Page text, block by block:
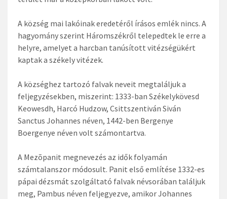
A község mai lakóinak eredetéről írásos emlék nincs. A
hagyomány szerint Háromszékről telepedtek le erre a
helyre, amelyet a harcban tanúsított vitézségükért
kaptak a székely vitézek.
A községhez tartozó falvak neveit megtaláljuk a
feljegyzésekben, miszerint: 1333-ban Székelykövesd
Keowesdh, Harcó Hudzow, Csittszentiván Siván
Sanctus Johannes néven, 1442-ben Bergenye
Boergenye néven volt számontartva.
A Mezõpanit megnevezés az idők folyamán
számtalanszor módosult. Panit első említése 1332-es
pápai dézsmát szolgáltató falvak névsorában találjuk
meg, Pambus néven feljegyezve, amikor Johannes